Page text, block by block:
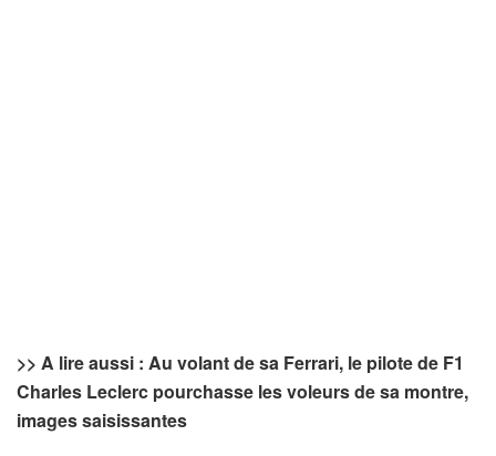
>> A lire aussi : Au volant de sa Ferrari, le pilote de F1
Charles Leclerc pourchasse les voleurs de sa montre,
images saisissantes